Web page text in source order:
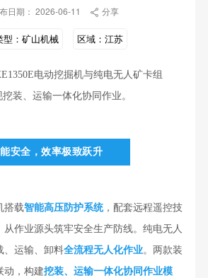
日期： 2026-06-11  分享
： 矿山机械 区域： 江苏
电动挖掘机与纯电无人矿卡组
装、运输一体化协同作业。
安全，效率极致跃升
搭载智能高压防护系统，配套远程遥控技
从作业源头筑牢安全生产防线。纯电无人
、运输、卸料全流程无人化作业。两款装
， 构建挖装、 运输一体化协同作业模